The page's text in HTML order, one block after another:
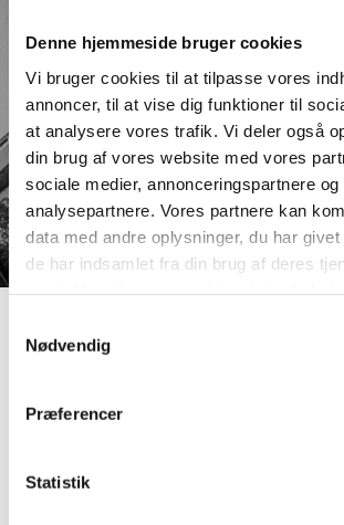
Denne hjemmeside bruger cookies
Vi bruger cookies til at tilpasse vores
annoncer, til at vise dig funktioner til
at analysere vores trafik. Vi deler også
din brug af vores website med vores
sociale medier, annonceringspartnere og
analysepartnere. Vores partnere kan
data med andre oplysninger, du har
de har indsamlet fra din brug af deres
Nødvendig
Præferencer
Statistik
Grønlandsvej
Villavej imellem Jegstrupvej og